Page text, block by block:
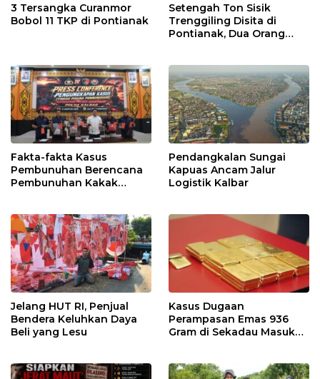
3 Tersangka Curanmor
Bobol 11 TKP di Pontianak
Setengah Ton Sisik
Trenggiling Disita di
Pontianak, Dua Orang
Fakta-fakta Kasus
Pembunuhan Berencana
Pembunuhan Kakak
Pendangkalan Sungai
Kapuas Ancam Jalur
Logistik Kalbar
Jelang HUT RI, Penjual
Bendera Keluhkan Daya
Beli yang Lesu
Kasus Dugaan
Perampasan Emas 936
Gram di Sekadau Masuk